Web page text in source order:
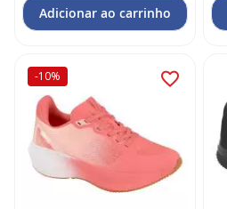
Adicionar ao carrinho
-10%